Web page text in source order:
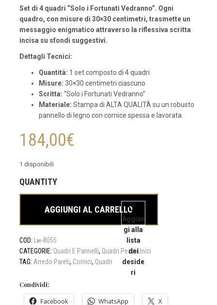
Set di 4 quadri “Solo i Fortunati Vedranno”. Ogni
quadro, con misure di 30×30 centimetri, trasmette un
messaggio enigmatico attraverso la riflessiva scritta
incisa su sfondi suggestivi.
Dettagli Tecnici:
Quantità: 1 set composto di 4 quadri
Misure: 30×30 centimetri ciascuno
Scritta: “Solo i Fortunati Vedranno”
Materiale: Stampa di ALTA QUALITÀ su un robusto
pannello di legno con cornice spessa e lavorata.
184,00€
1 disponibili
SET/4
"SOLO
I
FORTUNATI
VEDRANNO"
AGGIUNGI AL CARRELLO
Aggiun
gi alla
lista
dei
deside
ri
COD: Lw-8055
CATEGORIE: Quadri E Pannelli, Quadri Pezzi Unici
TAG: Arredo Pareti, Cornici, Quadri
Condividi:
Facebook WhatsApp X